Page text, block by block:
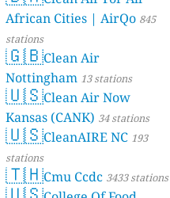
African Cities | AirQo 845
stations
🇬🇧Clean Air
Nottingham 13 stations
🇺🇸Clean Air Now
Kansas (CANK) 34 stations
🇺🇸CleanAIRE NC 193
stations
🇹🇭Cmu Ccdc 3433 stations